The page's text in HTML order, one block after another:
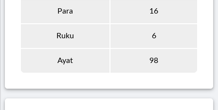
Para 16
Ruku 6
Ayat 98